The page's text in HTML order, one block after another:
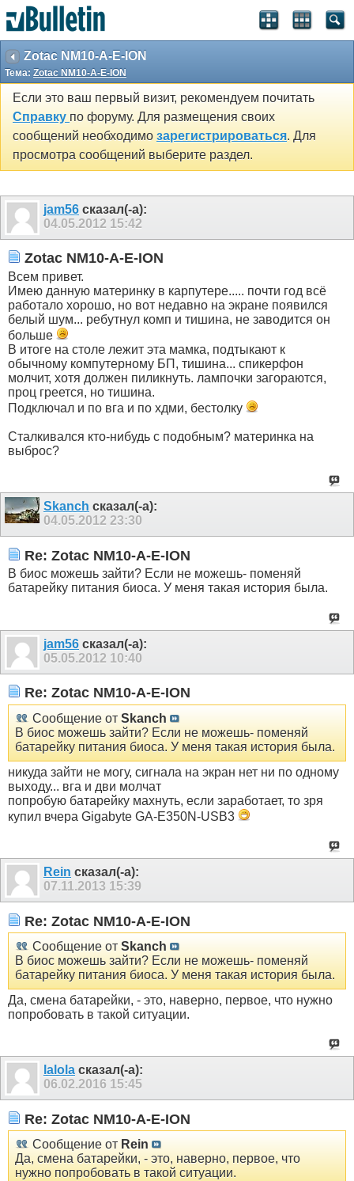
Zotac NM10-A-E-ION
Тема: Zotac NM10-A-E-ION
Если это ваш первый визит, рекомендуем почитать
Справку по форуму. Для размещения своих
сообщений необходимо зарегистрироваться. Для
просмотра сообщений выберите раздел.
jam56 сказал(-а):
04.05.2012 15:42
Zotac NM10-A-E-ION
Всем привет.
Имею данную материнку в карпутере..... почти год всё
работало хорошо, но вот недавно на экране появился
белый шум... ребутнул комп и тишина, не заводится он
больше
В итоге на столе лежит эта мамка, подтыкают к
обычному компутерному БП, тишина... спикерфон
молчит, хотя должен пиликнуть. лампочки загораются,
проц греется, но тишина.
Подключал и по вга и по хдми, бестолку
Сталкивался кто-нибудь с подобным? материнка на
выброс?
Skanch сказал(-а):
04.05.2012 23:30
Re: Zotac NM10-A-E-ION
В биос можешь зайти? Если не можешь- поменяй
батарейку питания биоса. У меня такая история была.
jam56 сказал(-а):
05.05.2012 10:40
Re: Zotac NM10-A-E-ION
Сообщение от Skanch
В биос можешь зайти? Если не можешь- поменяй
батарейку питания биоса. У меня такая история была.
никуда зайти не могу, сигнала на экран нет ни по одному
выходу... вга и дви молчат
попробую батарейку махнуть, если заработает, то зря
купил вчера Gigabyte GA-E350N-USB3
Rein сказал(-а):
07.11.2013 15:39
Re: Zotac NM10-A-E-ION
Сообщение от Skanch
В биос можешь зайти? Если не можешь- поменяй
батарейку питания биоса. У меня такая история была.
Да, смена батарейки, - это, наверно, первое, что нужно
попробовать в такой ситуации.
lalola сказал(-а):
06.02.2016 15:45
Re: Zotac NM10-A-E-ION
Сообщение от Rein
Да, смена батарейки, - это, наверно, первое, что
нужно попробовать в такой ситуации.